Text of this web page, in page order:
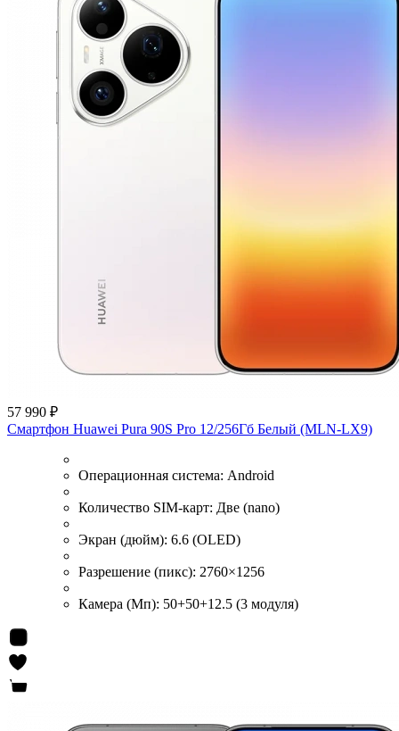
57 990 ₽
Смартфон Huawei Pura 90S Pro 12/256Гб Белый (MLN-LX9)
Операционная система: Android
Количество SIM-карт: Две (nano)
Экран (дюйм): 6.6 (OLED)
Разрешение (пикс): 2760×1256
Камера (Мп): 50+50+12.5 (3 модуля)